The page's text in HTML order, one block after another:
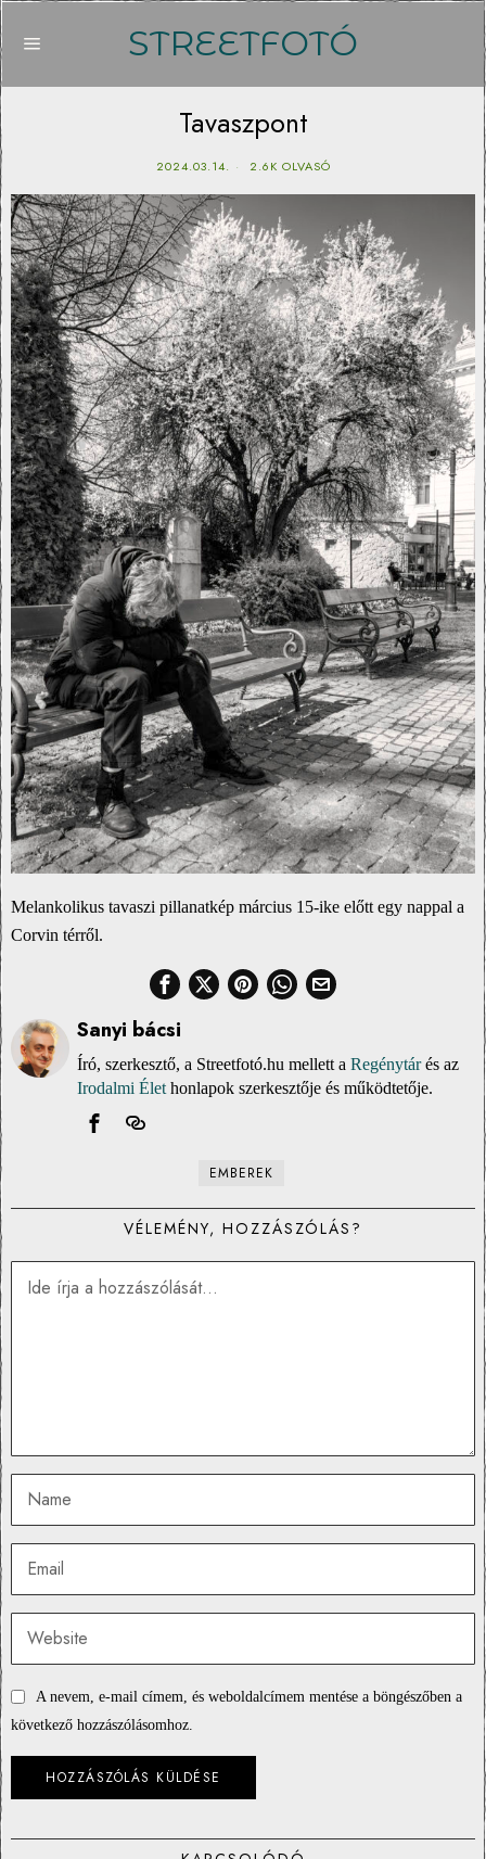
STREETFOTÓ
Tavaszpont
2024.03.14. 2.6K OLVASÓ
Melankolikus tavaszi pillanatkép március 15-ike előtt egy nappal a
Corvin térről.
Sanyi bácsi
Író, szerkesztő, a Streetfotó.hu mellett a Regénytárés az
Irodalmi Élet honlapok szerkesztője és működtetője.
EMBEREK
VÉLEMÉNY, HOZZÁSZÓLÁS?
A nevem, e-mail címem, és weboldalcímem mentése a böngészőben a
következő hozzászólásomhoz.